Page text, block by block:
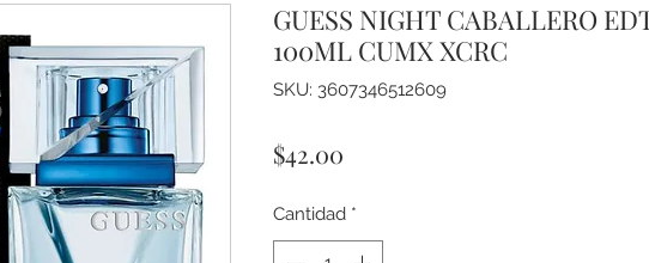
GUESS NIGHT CABALLERO
100ML CUMX XCRC
SKU: 3607346512609
$42.00
Cantidad *